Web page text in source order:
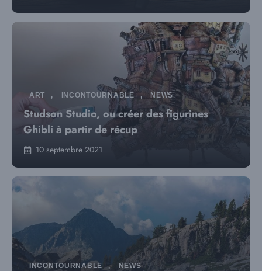
ART , INCONTOURNABLE , NEWS
Studson Studio, ou créer des figurines
Ghibli à partir de récup
10 septembre 2021
INCONTOURNABLE , NEWS